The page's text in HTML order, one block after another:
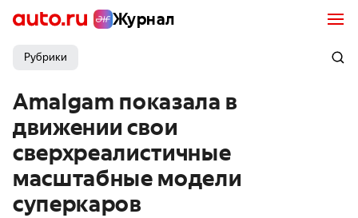
Журнал
Рубрики
Amalgam показала в
движении свои
сверхреалистичные
масштабные модели
суперкаров